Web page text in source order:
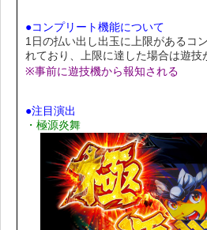
●コンプリート機能について
1日の払い出し出玉に上限があるコ
れており、上限に達した場合は遊技
※事前に遊技機から報知される
●注目演出
・極源炎舞